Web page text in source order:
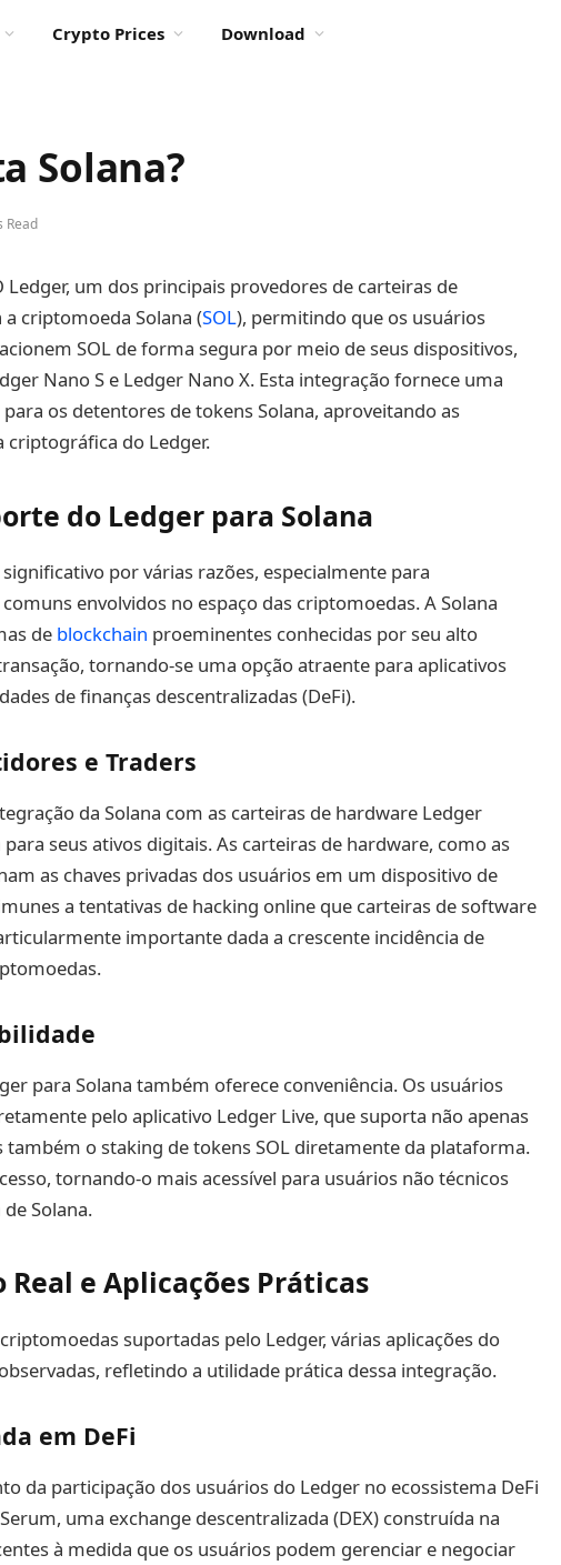
Crypto Prices Download
Solana?
Read
Ledger, um dos principais provedores de carteiras de
criptomoeda Solana (SOL), permitindo que os usuários
SOL de forma segura por meio de seus dispositivos,
Nano S e Ledger Nano X. Esta integração fornece uma
os detentores de tokens Solana, aproveitando as
criptográfica do Ledger.
do Ledger para Solana
por várias razões, especialmente para
envolvidos no espaço das criptomoedas. A Solana
de blockchain proeminentes conhecidas por seu alto
tornando-se uma opção atraente para aplicativos
de finanças descentralizadas (DeFi).
e Traders
da Solana com as carteiras de hardware Ledger
seus ativos digitais. As carteiras de hardware, como as
as chaves privadas dos usuários em um dispositivo de
a tentativas de hacking online que carteiras de software
importante dada a crescente incidência de
para Solana também oferece conveniência. Os usuários
pelo aplicativo Ledger Live, que suporta não apenas
também o staking de tokens SOL diretamente da plataforma.
tornando-o mais acessível para usuários não técnicos
Solana.
Real e Aplicações Práticas
suportadas pelo Ledger, várias aplicações do
refletindo a utilidade prática dessa integração.
em DeFi
da participação dos usuários do Ledger no ecossistema DeFi
uma exchange descentralizada (DEX) construída na
à medida que os usuários podem gerenciar e negociar